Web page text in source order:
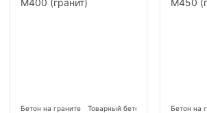
Бетон на граните Товарный бетон Бетон на